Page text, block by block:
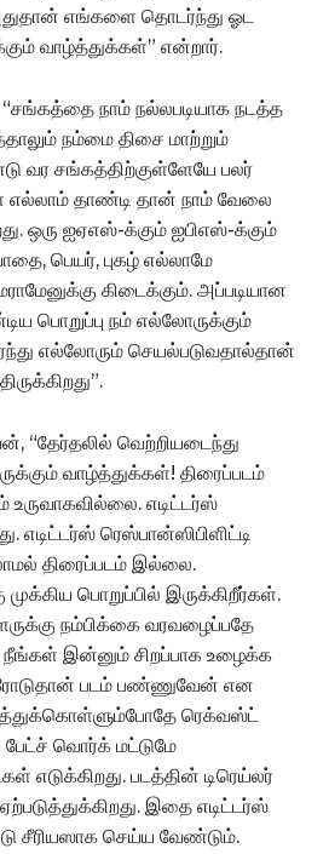
எங்களை தொடர்ந்து ஓட
வாழ்த்துக்கள்” என்றார்.
“சங்கத்தை நாம் நல்லபடியாக நடத்த
நம்மை திசை மாற்றும்
வர சங்கத்திற்குள்ளேயே பலர்
தாண்டி தான் நாம் வேலை
ஒரு ஐஏஎஸ்-க்கும் ஐபிஎஸ்-க்கும்
பெயர், புகழ் எல்லாமே
கிடைக்கும். அப்படியான
பொறுப்பு நம் எல்லோருக்கும்
எல்லோரும் செயல்படுவதால்தான்
“தேர்தலில் வெற்றியடைந்து
வாழ்த்துக்கள்! திரைப்படம்
உருவாகவில்லை. எடிட்டர்ஸ்
எடிட்டர்ஸ் ரெஸ்பான்ஸிபிளிட்டி
திரைப்படம் இல்லை.
பொறுப்பில் இருக்கிறீர்கள்.
நம்பிக்கை வரவழைப்பதே
நீங்கள் இன்னும் சிறப்பாக உழைக்க
படம் பண்ணுவேன் என
ரெக்வஸ்ட்
வொர்க் மட்டுமே
எடுக்கிறது. படத்தின் டிரெய்லர்
இதை எடிட்டர்ஸ்
சீரியஸாக செய்ய வேண்டும்.